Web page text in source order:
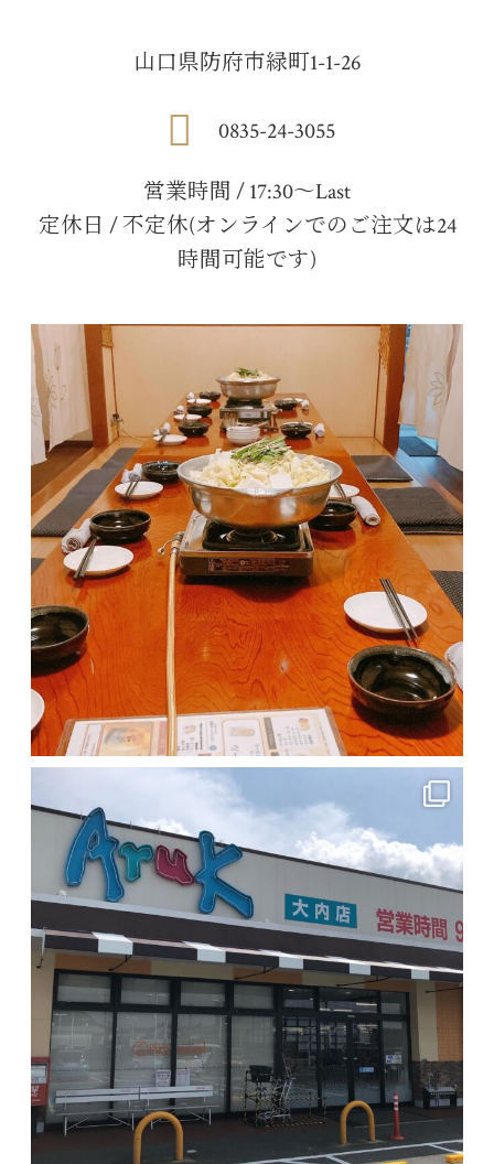
山口県防府市緑町1-1-26
0835-24-3055
営業時間 / 17:30〜Last
定休日 / 不定休(オンラインでのご注文は24
時間可能です)